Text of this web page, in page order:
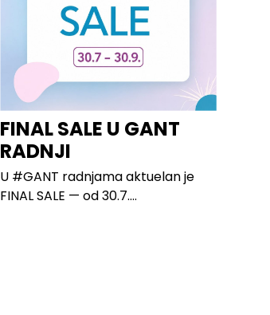
FINAL SALE U GANT
RADNJI
U #GANT radnjama aktuelan je
FINAL SALE — od 30.7....